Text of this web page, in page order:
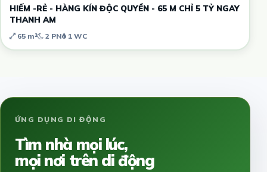
HIẾM -RẺ - HÀNG KÍN ĐỘC QUYỀN - 65 M CHỈ 5 TỶ NGAY
THANH AM
65 m² 2 PN 1 WC
ỨNG DỤNG DI ĐỘNG
Tìm nhà mọi lúc,
mọi nơi trên di động